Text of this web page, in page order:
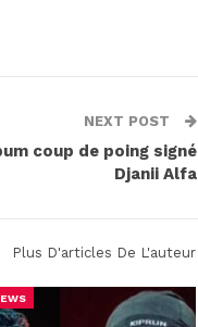
NEXT POST
coup de poing signé
Djanii Alfa
Plus D'articles De L'auteur